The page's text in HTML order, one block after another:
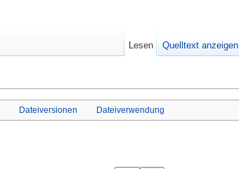
Dateiversionen Dateiverwendung
Lesen Quelltext anzeigen